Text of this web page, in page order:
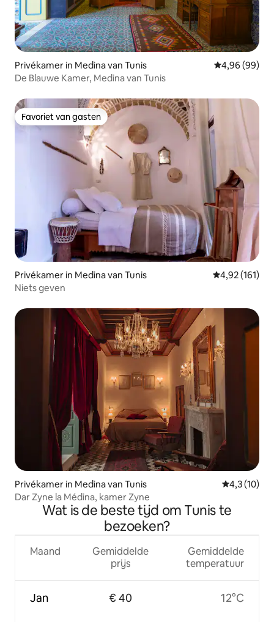
Privékamer in Medina van Tunis Gemiddelde
4,96 (99)
De Blauwe Kamer, Medina van Tunis
Favoriet van gasten
Favoriet van gasten
Privékamer in Medina van Tunis Gemiddelde
4,92 (161)
Niets geven
Privékamer in Medina van Tunis
4,3 (10)
Dar Zyne la Médina, kamer Zyne
Wat is de beste tijd om Tunis te
bezoeken?
Maand
Jan
Gemiddelde
prijs
€ 40
Gemiddelde
temperatuur
12°C